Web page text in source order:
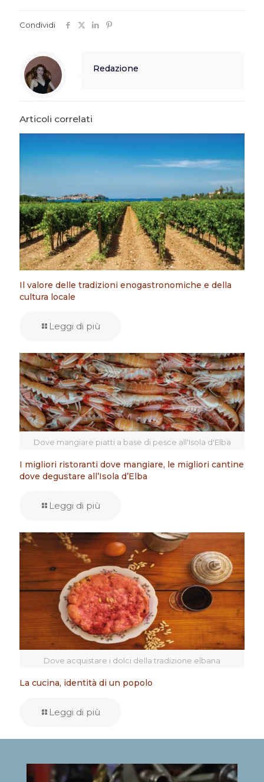
Condividi
Redazione
Articoli correlati
Il valore delle tradizioni enogastronomiche e della
cultura locale
Leggi di più
Dove mangiare piatti a base di pesce all'Isola d'Elba
I migliori ristoranti dove mangiare, le migliori cantine
dove degustare all’Isola d’Elba
Leggi di più
Dove acquistare i dolci della tradizione elbana
La cucina, identità di un popolo
Leggi di più